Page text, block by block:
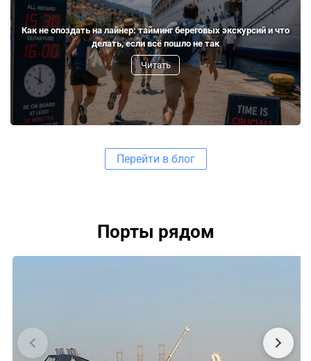
Как не опоздать на лайнер: тайминг береговых экскурсий и что
делать, если всё пошло не так
Читать
Перейти в блог
Порты рядом